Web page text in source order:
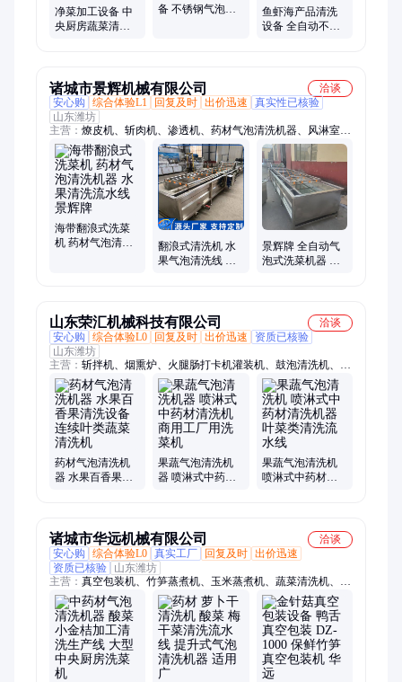
净菜加工设备 中
央厨房蔬菜清洗
备 不锈钢气泡清
鱼虾海产品清洗
设备 全自动不锈
诸城市景辉机械有限公司
洽谈
安心购
综合体验L1 回复及时 出价迅速
真实性已核验
山东潍坊
主营： 燎皮机、斩肉机、渗透机、药材气泡清洗机器、风淋室、
除水线、肉丸机、熏烤机、切丝机、切条机、采肉机、夹层锅、
绞碎机、撩毛机、切碎机、切丁机、绞切机、物料桶、燎毛机、
拌馅机、辣椒酱、封口机、分切机、搅拌机、斩泥机、杀青机
海带翻浪式洗菜
机 药材气泡清洗
翻浪式清洗机 水
果气泡清洗线 果
景辉牌 全自动气
泡式洗菜机器 蔬
山东荣汇机械科技有限公司
洽谈
安心购
综合体验L0 回复及时 出价迅速
资质已核验
山东潍坊
主营： 斩拌机、烟熏炉、火腿肠打卡机灌装机、鼓泡清洗机、行
星炒锅、夹层锅、巴士杀菌流水线、反转风干机、肉丸成型机、
真空拌馅机、冻肉绞肉机、灌肠机、冻肉切块机、真空吸肺机、
重量分选机、玉米长度分选机
药材气泡清洗机
器 水果百香果清
果蔬气泡清洗机
器 喷淋式中药材
果蔬气泡清洗机
喷淋式中药材清
诸城市华远机械有限公司
洽谈
安心购
综合体验L0 真实工厂 回复及时 出价迅速
资质已核验
山东潍坊
主营： 真空包装机、竹笋蒸煮机、玉米蒸煮机、蔬菜清洗机、即
食海参真空、萝卜真空包装、袋装玉米真空、玉米真空包装、小
龙虾蒸煮机、蒸煮机、漂烫机、竹笋加工设备、莲藕加工设备、
姜片漂烫机